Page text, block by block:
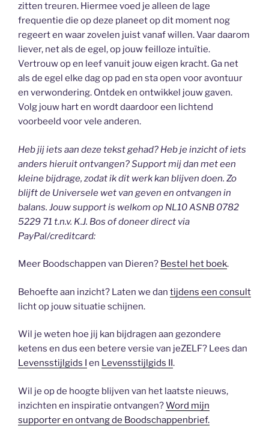
zitten treuren. Hiermee voed je alleen de lage
frequentie die op deze planeet op dit moment nog
regeert en waar zovelen juist vanaf willen. Vaar daarom
liever, net als de egel, op jouw feilloze intuïtie.
Vertrouw op en leef vanuit jouw eigen kracht. Ga net
als de egel elke dag op pad en sta open voor avontuur
en verwondering. Ontdek en ontwikkel jouw gaven.
Volg jouw hart en wordt daardoor een lichtend
voorbeeld voor vele anderen.
Heb jij iets aan deze tekst gehad? Heb je inzicht of iets
anders hieruit ontvangen? Support mij dan met een
kleine bijdrage, zodat ik dit werk kan blijven doen. Zo
blijft de Universele wet van geven en ontvangen in
balans. Jouw support is welkom op NL10 ASNB 0782
5229 71 t.n.v. K.J. Bos of doneer direct via
PayPal/creditcard:
Meer Boodschappen van Dieren? Bestel het boek.
Behoefte aan inzicht? Laten we dan tijdens een consult
licht op jouw situatie schijnen.
Wil je weten hoe jij kan bijdragen aan gezondere
ketens en dus een betere versie van jeZELF? Lees dan
Levensstijlgids I en Levensstijlgids II.
Wil je op de hoogte blijven van het laatste nieuws,
inzichten en inspiratie ontvangen?Word mijn
supporter en ontvang de Boodschappenbrief.